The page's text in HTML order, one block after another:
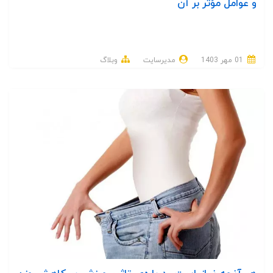
و عوامل مؤثر بر آن
مدیرسایت وبلاگ